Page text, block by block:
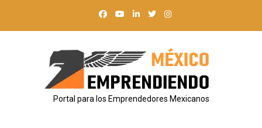
Portal para los Emprendedores Mexicanos